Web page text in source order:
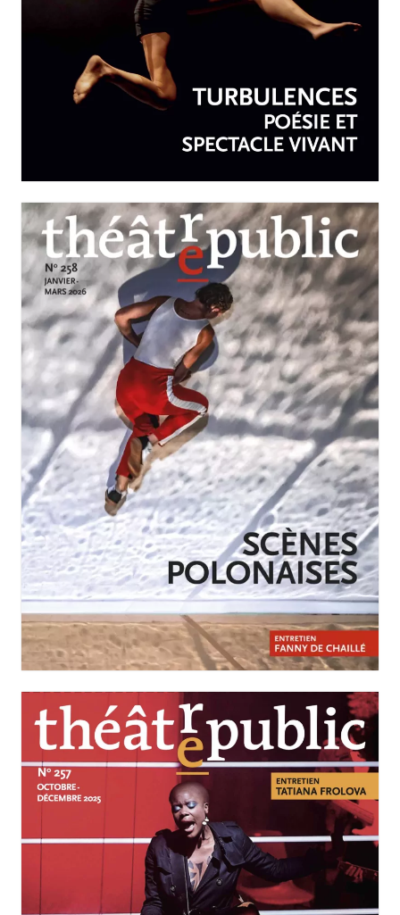
AVRIL-JUIN 2026
N°259
Turbulences : poésie et
spectacle vivant
JANVIER-MARS 2026
N°258
Scènes polonaises